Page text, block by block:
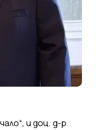
и доц. д-р